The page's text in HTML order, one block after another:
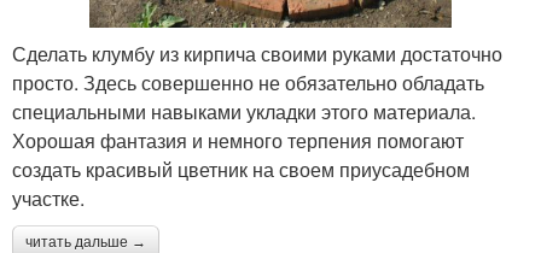
Сделать клумбу из кирпича своими руками достаточно
просто. Здесь совершенно не обязательно обладать
специальными навыками укладки этого материала.
Хорошая фантазия и немного терпения помогают
создать красивый цветник на своем приусадебном
участке.
читать дальше →